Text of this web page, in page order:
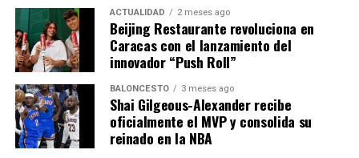
ACTUALIDAD 2 meses ago
Beijing Restaurante revoluciona en
Caracas con el lanzamiento del
innovador “Push Roll”
BALONCESTO 3 meses ago
Shai Gilgeous-Alexander recibe
oficialmente el MVP y consolida su
reinado en la NBA